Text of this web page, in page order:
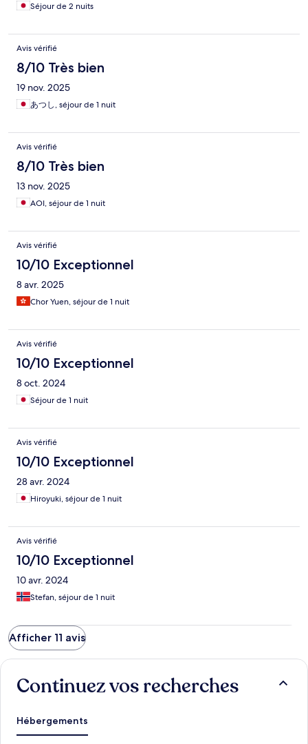
Séjour de 2 nuits
Avis vérifié
8/10 Très bien
19 nov. 2025
あつし, séjour de 1 nuit
Avis vérifié
8/10 Très bien
13 nov. 2025
AOI, séjour de 1 nuit
Avis vérifié
10/10 Exceptionnel
8 avr. 2025
Chor Yuen, séjour de 1 nuit
Avis vérifié
10/10 Exceptionnel
8 oct. 2024
Séjour de 1 nuit
Avis vérifié
10/10 Exceptionnel
28 avr. 2024
Hiroyuki, séjour de 1 nuit
Avis vérifié
10/10 Exceptionnel
10 avr. 2024
Stefan, séjour de 1 nuit
Afficher 11 avis
Continuez vos recherches
Hébergements